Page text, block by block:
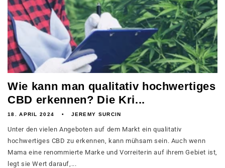
Wie kann man qualitativ hochwertiges
CBD erkennen? Die Kri...
18. APRIL 2024 JEREMY SURCIN
Unter den vielen Angeboten auf dem Markt ein qualitativ
hochwertiges CBD zu erkennen, kann mühsam sein. Auch wenn
Mama eine renommierte Marke und Vorreiterin auf ihrem Gebiet ist,
legt sie Wert darauf,...